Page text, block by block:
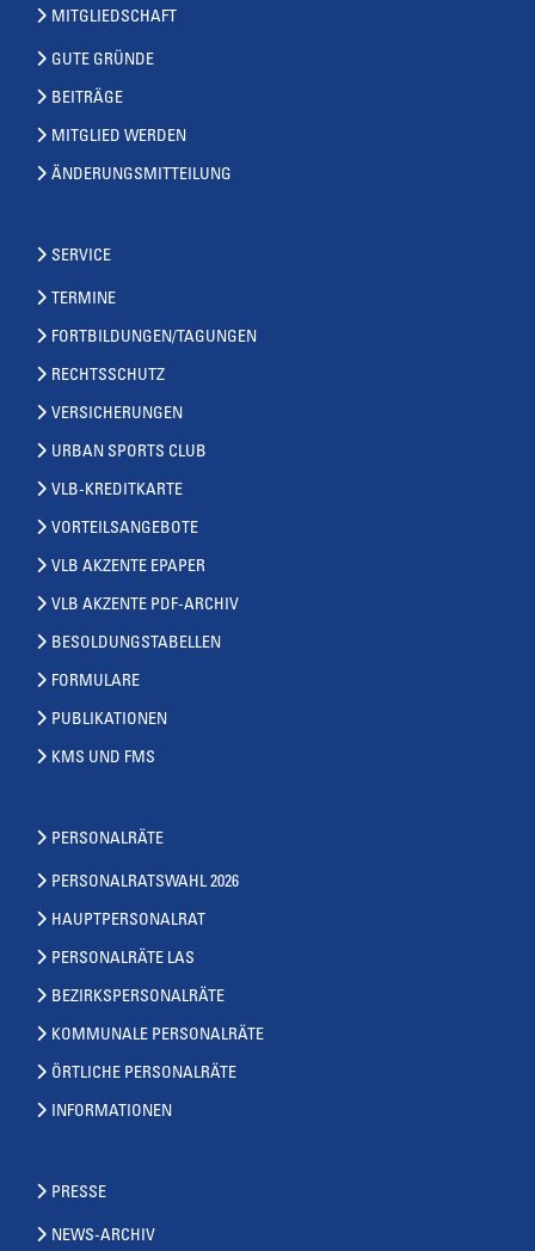
MITGLIEDSCHAFT
GUTE GRÜNDE
BEITRÄGE
MITGLIED WERDEN
ÄNDERUNGSMITTEILUNG
SERVICE
TERMINE
FORTBILDUNGEN/TAGUNGEN
RECHTSSCHUTZ
VERSICHERUNGEN
URBAN SPORTS CLUB
VLB-KREDITKARTE
VORTEILSANGEBOTE
VLB AKZENTE EPAPER
VLB AKZENTE PDF-ARCHIV
BESOLDUNGSTABELLEN
FORMULARE
PUBLIKATIONEN
KMS UND FMS
PERSONALRÄTE
PERSONALRATSWAHL 2026
HAUPTPERSONALRAT
PERSONALRÄTE LAS
BEZIRKSPERSONALRÄTE
KOMMUNALE PERSONALRÄTE
ÖRTLICHE PERSONALRÄTE
INFORMATIONEN
PRESSE
NEWS-ARCHIV